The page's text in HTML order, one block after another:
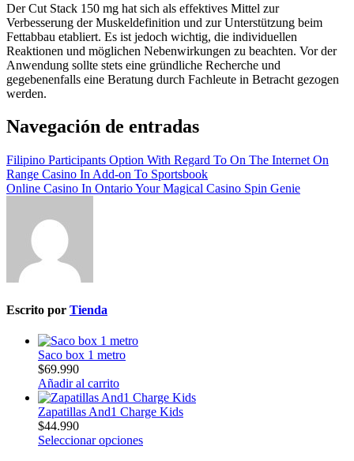
Der Cut Stack 150 mg hat sich als effektives Mittel zur
Verbesserung der Muskeldefinition und zur Unterstützung beim
Fettabbau etabliert. Es ist jedoch wichtig, die individuellen
Reaktionen und möglichen Nebenwirkungen zu beachten. Vor der
Anwendung sollte stets eine gründliche Recherche und
gegebenenfalls eine Beratung durch Fachleute in Betracht gezogen
werden.
Navegación de entradas
Filipino Participants Option With Regard To On The Internet On
Range Casino In Add-on To Sportsbook
Online Casino In Ontario Your Magical Casino Spin Genie
Escrito por Tienda
Saco box 1 metro
$69.990
Añadir al carrito
Zapatillas And1 Charge Kids
$44.990
Seleccionar opciones